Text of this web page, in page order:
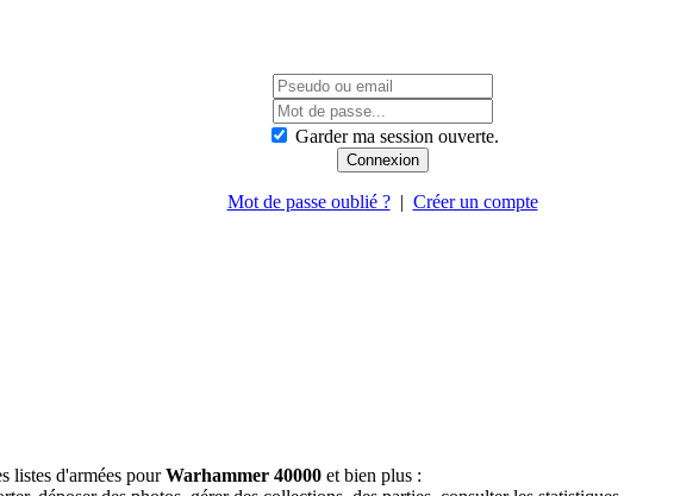
Garder ma session ouverte.
Mot de passe oublié ?| Créer un compte
listes d'armées pourWarhammer 40000 et bien plus :